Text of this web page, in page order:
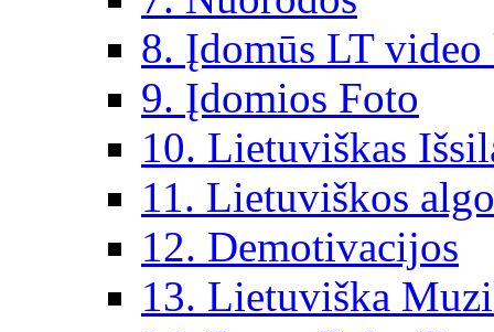
8. Įdomūs LT
9. Įdomios Foto
10. Lietuviškas
11. Lietuviškos
12. Demotivacijos
13. Lietuviška